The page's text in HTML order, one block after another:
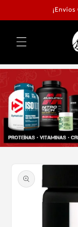
directamente
al contenido
directamente
a la
información
del producto